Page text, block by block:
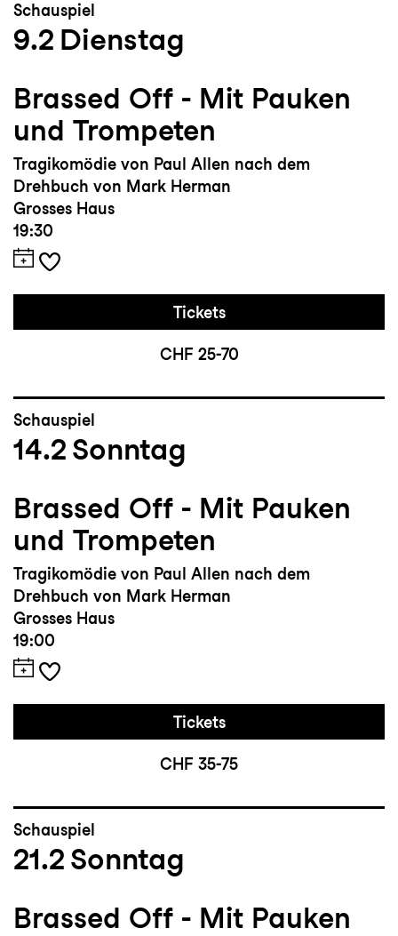
Schauspiel
9.2 Dienstag
Brassed Off - Mit Pauken
und Trompeten
Tragikomödie von Paul Allen nach dem
Drehbuch von Mark Herman
Grosses Haus
19:30
Tickets
CHF 25-70
Schauspiel
14.2 Sonntag
Brassed Off - Mit Pauken
und Trompeten
Tragikomödie von Paul Allen nach dem
Drehbuch von Mark Herman
Grosses Haus
19:00
Tickets
CHF 35-75
Schauspiel
21.2 Sonntag
Brassed Off - Mit Pauken